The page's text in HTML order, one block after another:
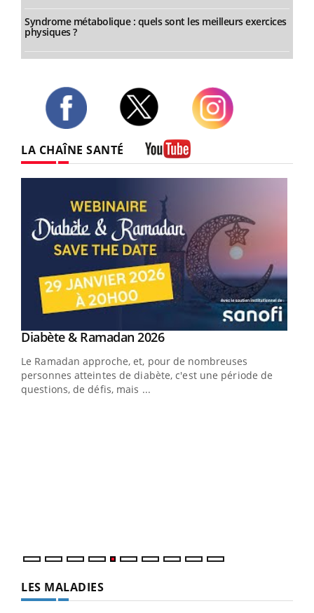
Syndrome métabolique : quels sont les meilleurs exercices
physiques ?
LA CHAÎNE SANTÉ
Youtube
Diabète & Ramadan 2026Youtube
Le Ramadan approche, et, pour de nombreuses
personnes atteintes de diabète, c'est une période de
questions, de défis, mais ...
LES MALADIES